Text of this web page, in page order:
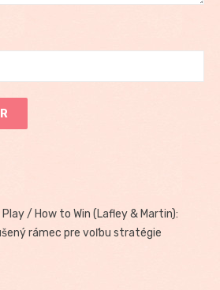
/ How to Win (Lafley & Martin):
rámec pre voľbu stratégie